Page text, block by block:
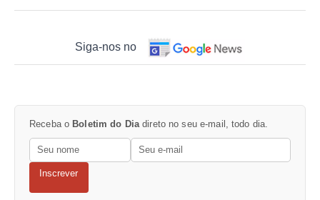
Siga-nos no
Receba o Boletim do Diadireto no seu e-mail, todo dia.
Inscrever